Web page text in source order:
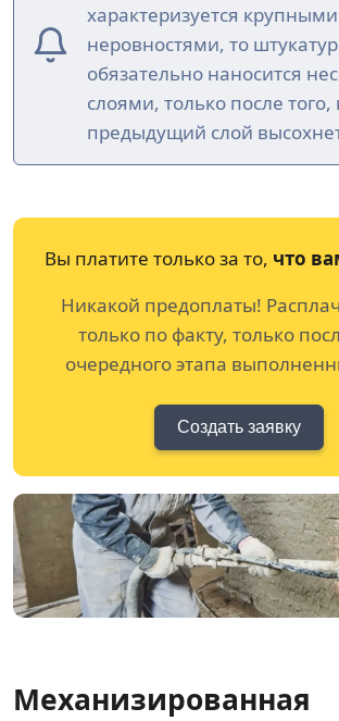
характеризуется крупными
неровностями, то
обязательно наносится
слоями, только после того,
предыдущий слой
Вы платите только за то, что
Никакой предоплаты!
только по факту, только
очередного этапа
Создать заявку
Механизированная